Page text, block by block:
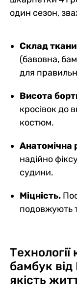
один сезон,
Склад
(бавовна,
для
Висота
кросівок до
костюм.
Анатомічна
надійно
судини.
Міцність.
подовжують
бамбук від
якість